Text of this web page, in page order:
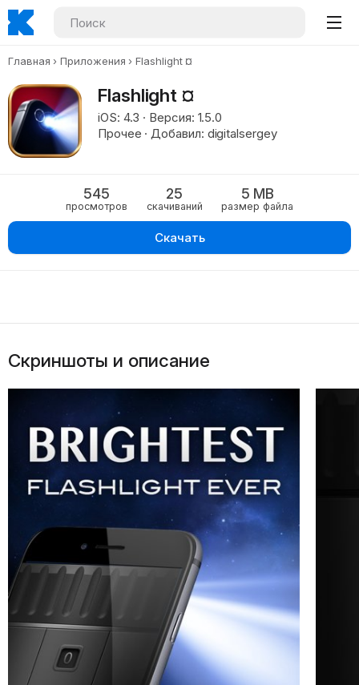
Главная Приложения Flashlight ¤
Flashlight ¤
iOS: 4.3 · Версия: 1.5.0
Прочее · Добавил: digitalsergey
545
просмотров
25
скачиваний
5 MB
размер файла
Скачать
Скриншоты и описание